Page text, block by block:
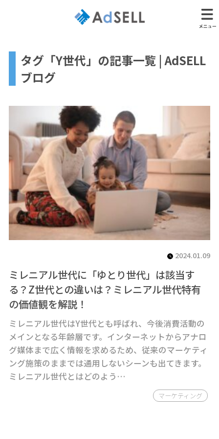
タグ「Y世代」の記事一覧 | AdSELL
ブログ
2024.01.09
ミレニアル世代に「ゆとり世代」は該当す
る？Z世代との違いは？ミレニアル世代特有
の価値観を解説！
ミレニアル世代はY世代とも呼ばれ、今後消費活動の
メインとなる年齢層です。インターネットからアナロ
グ媒体まで広く情報を求めるため、従来のマーケティ
ング施策のままでは通用しないシーンも出てきます。
ミレニアル世代とはどのよう…
マーケティング